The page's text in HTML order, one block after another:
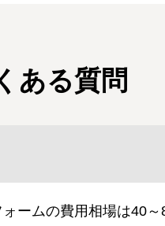
ある質問
ームの費用相場は40～